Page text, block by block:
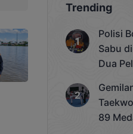
Trending
Polisi
Sabu
Dua
89